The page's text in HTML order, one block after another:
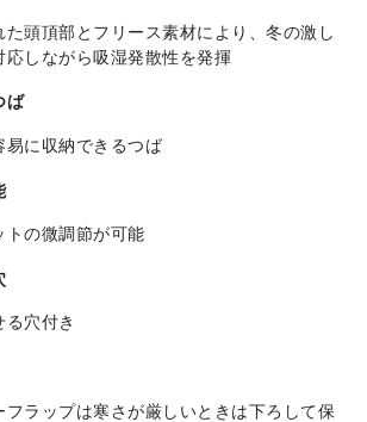
頭頂部とフリース素材により、冬の激し
応しながら吸湿発散性を発揮
ば
易に収納できるつば
トの微調節が可能
穴付き
フラップは寒さが厳しいときは下ろして保